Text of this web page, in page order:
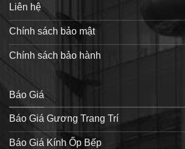
Liên hệ
Chính sách bảo mật
Chính sách bảo hành
Báo Giá
Báo Giá Gương Trang Trí
Báo Giá Kính Ốp Bếp